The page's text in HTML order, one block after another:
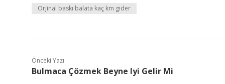
Orjinal baskı balata kaç km gider
Önceki Yazı
Bulmaca Çözmek Beyne Iyi Gelir Mi